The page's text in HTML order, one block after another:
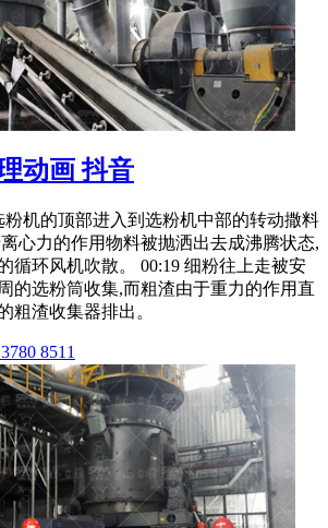
动画 抖音
粉机的顶部进入到选粉机中部的转动撒料
心力的作用物料被抛洒出去成沸腾状态,
循环风机吹散。 00:19 细粉往上走被安
的选粉筒收集,而粗渣由于重力的作用直
粗渣收集器排出。
8511